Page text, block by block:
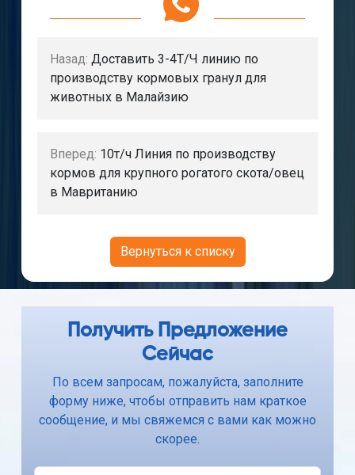
Назад: Доставить 3-4Т/Ч линию по
производству кормовых гранул для
животных в Малайзию
Вперед: 10т/ч Линия по производству
кормов для крупного рогатого скота/овец
в Мавританию
Вернуться к списку
Получить Предложение
Сейчас
По всем запросам, пожалуйста, заполните
форму ниже, чтобы отправить нам краткое
сообщение, и мы свяжемся с вами как можно
скорее.